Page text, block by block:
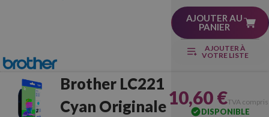
AJOUTER AU
PANIER
AJOUTER À
VOTRE LISTE
Brother LC221
Cyan Originale10,60 €TVA
DISPONIBLE